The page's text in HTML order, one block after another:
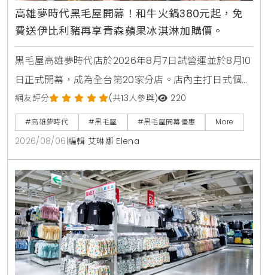
高雄夢時代黑毛屋開幕！和牛火鍋380元起，免
費送伊比利豬再享青森蘋果冰淇淋加購價。
黑毛屋高雄夢時代店於2026年8月7日試營運並於8月10
日正式開幕，成為全台第20家分店。店內主打日式個人
鍋物套餐380元起，並推出夏季限定番茄鍋。歡慶新店
開張，黑毛屋聯名On the Road推出青森蘋果義式手工
冰淇淋，開幕期間更祭出追蹤官方社群免費送伊比利豬
與消費滿額送冰淇淋等多重優惠。
網友評分 (共13人參與) 220
#高雄夢時代 #黑毛屋 #黑毛屋開幕優惠 More
2026/08/06 編輯 艾琳娜 Elena